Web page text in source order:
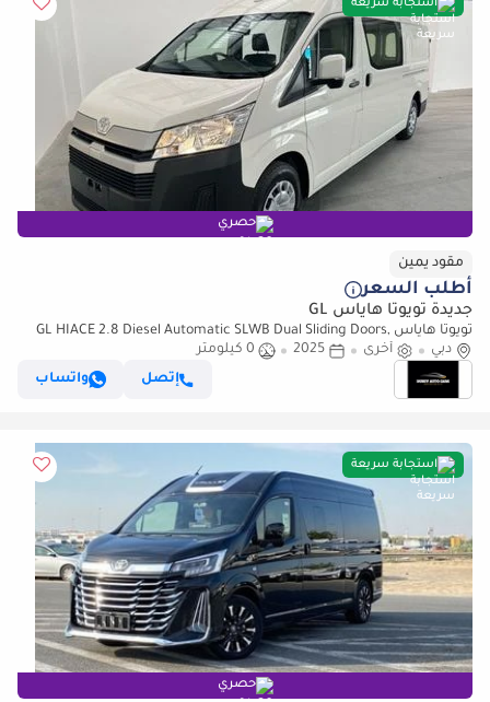
استجابة سريعة
حصري
مقود يمين
أطلب السعر
جديدة تويوتا هاياس GL
تويوتا هاياس GL HIACE 2.8 Diesel Automatic SLWB Dual Sliding Doors,
Barn Rear Doors (للتصدير فقط)
دبي أخرى 2025
0 كيلومتر
إتصل
واتساب
استجابة سريعة
حصري